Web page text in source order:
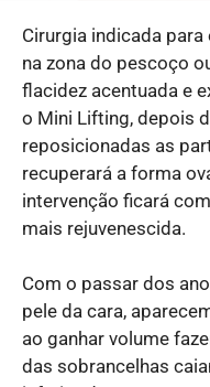
Cirurgia indicada
na zona do pescoço
flacidez acentuada e
o Mini Lifting, depois
reposicionadas as
recuperará a forma
intervenção ficará
mais rejuvenescida.
Com o passar dos
pele da cara,
ao ganhar volume
das sobrancelhas